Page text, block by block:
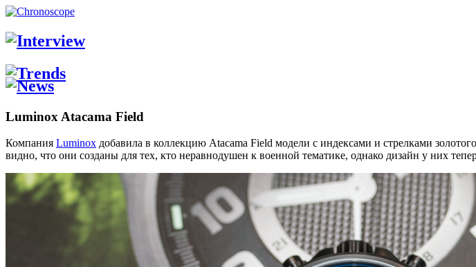
Luminox Atacama Field
Компания Luminox добавила в коллекцию Atacama Field модели с индексами и стрелками
видно, что они созданы для тех, кто неравнодушен к военной тематике, однако дизайн у них